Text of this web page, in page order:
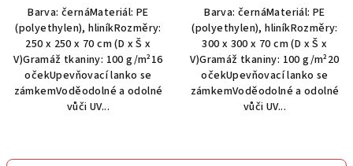
Barva: černáMateriál: PE
(polyethylen), hliníkRozměry:
250 x 250 x 70 cm (D x Š x
V)Gramáž tkaniny: 100 g/m²16
očekUpevňovací lanko se
zámkemVoděodolné a odolné
vůči UV...
Barva: černáMateriál: PE
(polyethylen), hliníkRozměry:
300 x 300 x 70 cm (D x Š x
V)Gramáž tkaniny: 100 g/m²20
očekUpevňovací lanko se
zámkemVoděodolné a odolné
vůči UV...